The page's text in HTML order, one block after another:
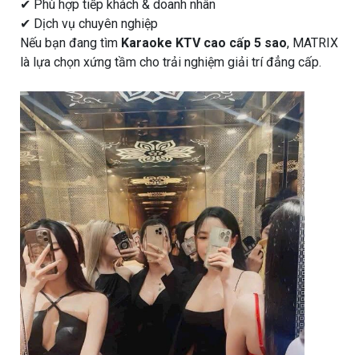
✔ Phù hợp tiếp khách & doanh nhân
✔ Dịch vụ chuyên nghiệp
Nếu bạn đang tìm Karaoke KTV cao cấp 5 sao, MATRIX
là lựa chọn xứng tầm cho trải nghiệm giải trí đẳng cấp.